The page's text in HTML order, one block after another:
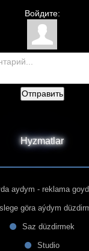
Войдите:
Отправить
Hyzmatlar
aydym - reklama
Islege göra aýdym
Saz düzdirmek
Studio